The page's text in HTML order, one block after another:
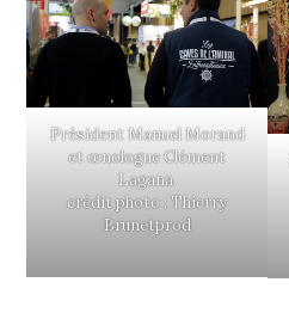
Président Manuel Morand
et œnologue Clément
Lagana.
crédit photo : Thierry
Brunetprod